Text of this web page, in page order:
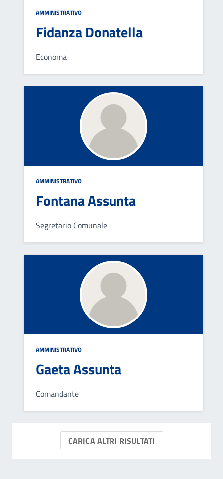
AMMINISTRATIVO
Fidanza Donatella
Economa
AMMINISTRATIVO
Fontana Assunta
Segretario Comunale
AMMINISTRATIVO
Gaeta Assunta
Comandante
CARICA ALTRI RISULTATI